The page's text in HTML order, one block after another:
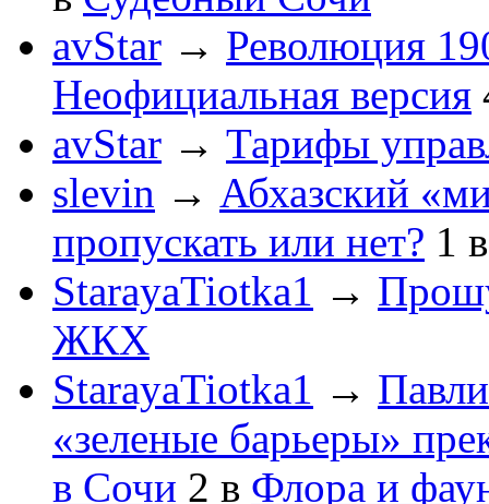
avStar → Революция
Неофициальная версия
avStar → Тарифы
slevin → Абхазский
пропускать или нет? 1
StarayaTiotka1 →
ЖКХ
StarayaTiotka1 →
«зеленые барьеры»
в Сочи 2 в Флора и